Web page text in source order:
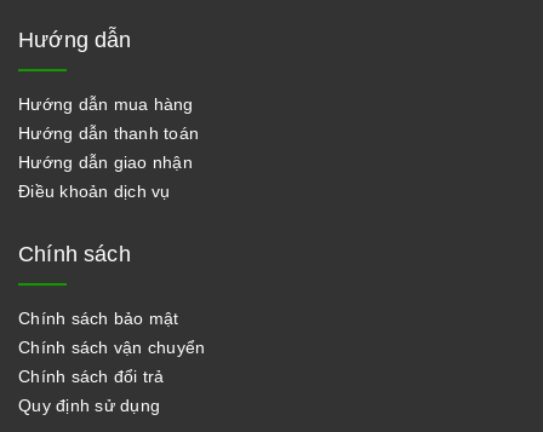
Hướng dẫn
Hướng dẫn mua hàng
Hướng dẫn thanh toán
Hướng dẫn giao nhận
Điều khoản dịch vụ
Chính sách
Chính sách bảo mật
Chính sách vận chuyển
Chính sách đổi trả
Quy định sử dụng